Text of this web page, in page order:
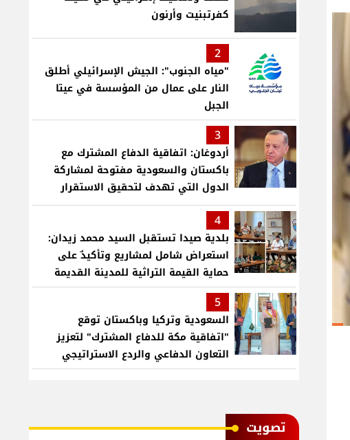
كفرتبنيت وأرنون
2
"مياه الجنوب": الجيش الإسرائيلي أطلق
النار على عمال من المؤسسة في عيتا
الجبل
3
أردوغان: اتفاقية الدفاع المشترك مع
باكستان والسعودية مفتوحة لمشاركة
الدول التي تهدف لتحقيق الاستقرار
بمنطقتنا
4
بلدية صيدا تستقبل السيد محمد زيدان:
استعراض شامل لمشاريع وتأكيدٌ على
حماية القيمة التراثية للمدينة القديمة
5
السعودية وتركيا وباكستان توقع
"اتفاقية مكة للدفاع المشترك" لتعزيز
التعاون الدفاعي والردع الاستراتيجي
ﺗﺼﻮﻳﺖ